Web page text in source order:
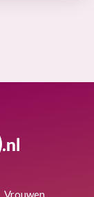
Vrouwen